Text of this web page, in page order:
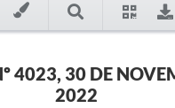
4023, 30 DE
2022